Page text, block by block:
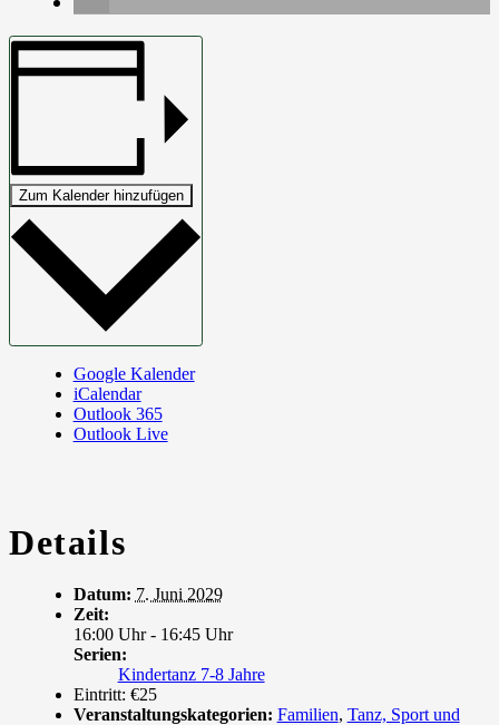
Zum Kalender hinzufügen
Google Kalender
iCalendar
Outlook 365
Outlook Live
Details
Datum: 7. Juni 2029
Zeit:
16:00 Uhr - 16:45 Uhr
Serien:
Kindertanz 7-8 Jahre
Eintritt: €25
Veranstaltungskategorien: Familien, Tanz, Sport und